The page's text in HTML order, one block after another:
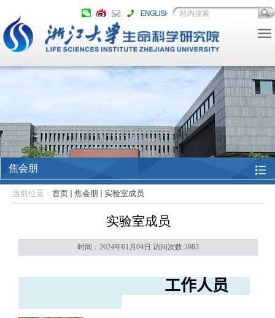
焦会朋
当前位置： 首页 焦会朋 实验室成员
实验室成员
时间：2024年01月04日 访问次数:3983
工作人员